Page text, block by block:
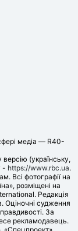
медіа — R40-
(українську,
- https://www.rbc.ua.
Всі фотографії на
розміщені на
Редакція
Оціночні судження
За
рекламодавець.